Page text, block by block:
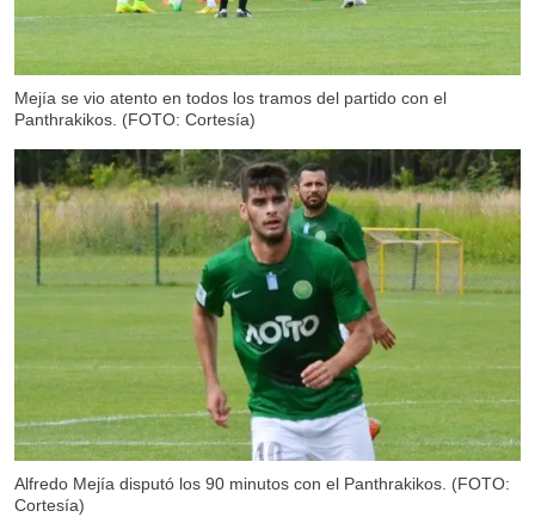
Mejía se vio atento en todos los tramos del partido con el
Panthrakikos. (FOTO: Cortesía)
Alfredo Mejía disputó los 90 minutos con el Panthrakikos. (FOTO:
Cortesía)